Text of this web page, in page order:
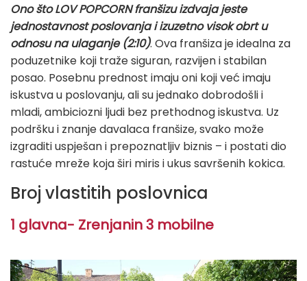
Ono što LOV POPCORN franšizu izdvaja jeste
jednostavnost poslovanja i izuzetno visok obrt u
odnosu na ulaganje (2:10). Ova franšiza je idealna za
poduzetnike koji traže siguran, razvijen i stabilan
posao. Posebnu prednost imaju oni koji već imaju
iskustva u poslovanju, ali su jednako dobrodošli i
mladi, ambiciozni ljudi bez prethodnog iskustva. Uz
podršku i znanje davalaca franšize, svako može
izgraditi uspješan i prepoznatljiv biznis – i postati dio
rastuće mreže koja širi miris i ukus savršenih kokica.
Broj vlastitih poslovnica
1 glavna- Zrenjanin 3 mobilne